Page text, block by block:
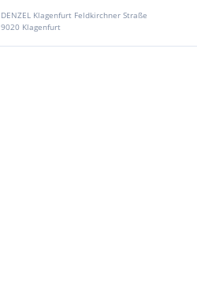
DENZEL Klagenfurt Feldkirchner Straße
9020 Klagenfurt